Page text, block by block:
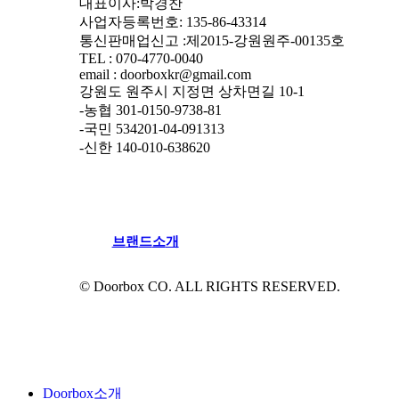
대표이사:박경찬
사업자등록번호: 135-86-43314
통신판매업신고 :제2015-강원원주-00135호
TEL : 070-4770-0040
email : doorboxkr@gmail.com
강원도 원주시 지정면 상차면길 10-1
-농협 301-0150-9738-81
-국민 534201-04-091313
-신한 140-010-638620
브랜 드소개
© Doorbox CO. ALL RIGHTS RESERVED.
Doorbox소개